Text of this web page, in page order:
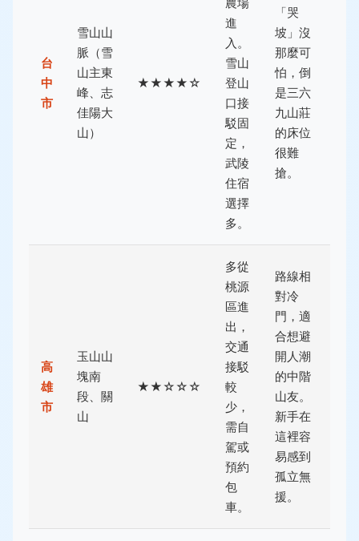
台
中
市
雪山山
脈（雪
山主東
峰、志
佳陽大
山）
★★★★☆
進
入。
雪山
登山
口接
駁固
定，
武陵
住宿
選擇
多。
「哭
坡」沒
那麼可
怕，倒
是三六
九山莊
的床位
很難
搶。
高
雄
市
玉山山
塊南
段、關
山
★★☆☆☆
多從
桃源
區進
出，
交通
接駁
較
少，
需自
駕或
預約
包
車。
路線相
對冷
門，適
合想避
開人潮
的中階
山友。
新手在
這裡容
易感到
孤立無
援。